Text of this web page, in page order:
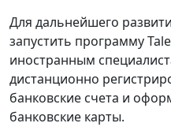
Для дальнейшего
запустить программу
иностранным
дистанционно
банковские счета и
банковские карты.